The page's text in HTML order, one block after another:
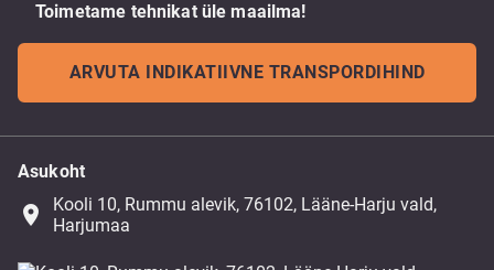
Toimetame tehnikat üle maailma!
ARVUTA INDIKATIIVNE TRANSPORDIHIND
Asukoht
place
Kooli 10, Rummu alevik, 76102, Lääne-Harju vald,
Harjumaa